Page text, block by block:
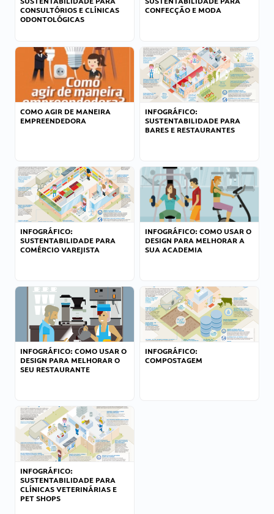
CONSULTÓRIOS E CLÍNICAS
ODONTOLÓGICAS
CONFECÇÃO E MODA
COMO AGIR DE MANEIRA
EMPREENDEDORA
INFOGRÁFICO:
SUSTENTABILIDADE PARA
BARES E RESTAURANTES
INFOGRÁFICO:
SUSTENTABILIDADE PARA
COMÉRCIO VAREJISTA
INFOGRÁFICO: COMO USAR O
DESIGN PARA MELHORAR A
SUA ACADEMIA
INFOGRÁFICO: COMO USAR O
DESIGN PARA MELHORAR O
SEU RESTAURANTE
INFOGRÁFICO:
COMPOSTAGEM
INFOGRÁFICO:
SUSTENTABILIDADE PARA
CLÍNICAS VETERINÁRIAS E
PET SHOPS